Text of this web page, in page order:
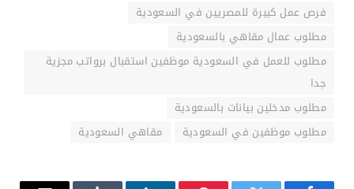
فرص عمل كبيرة للمصريين في السعودية
مطلوب عمال مقاهي بالسعودية
مطلوب للعمل في السعودية موظفين استقبال برواتب مجزية
جدا
مطلوب مدخلين بيانات بالسعودية
مطلوب موظفين في السعودية
مقاهي السعودية